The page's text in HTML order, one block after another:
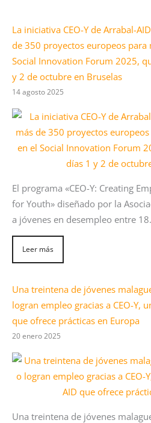
La iniciativa CEO-Y de Arrabal-
de 350 proyectos europeos
Social Innovation Forum 2025,
y 2 de octubre en Bruselas
14 agosto 2025
El programa «CEO-Y: Creating
for Youth» diseñado por la
a jóvenes en desempleo entre
Leer más
Una treintena de jóvenes
logran empleo gracias a CEO-Y,
que ofrece prácticas en Europa
20 enero 2025
Una treintena de jóvenes